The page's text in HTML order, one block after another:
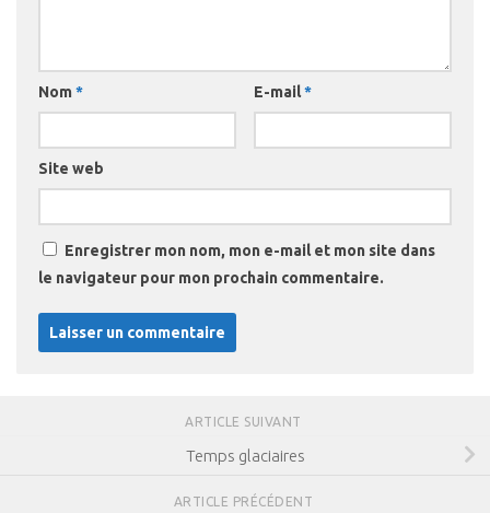
Nom * E-mail*
Site web
Enregistrer mon nom, mon e-mail et mon site dans
le navigateur pour mon prochain commentaire.
ARTICLE SUIVANT
Temps glaciaires
ARTICLE PRÉCÉDENT